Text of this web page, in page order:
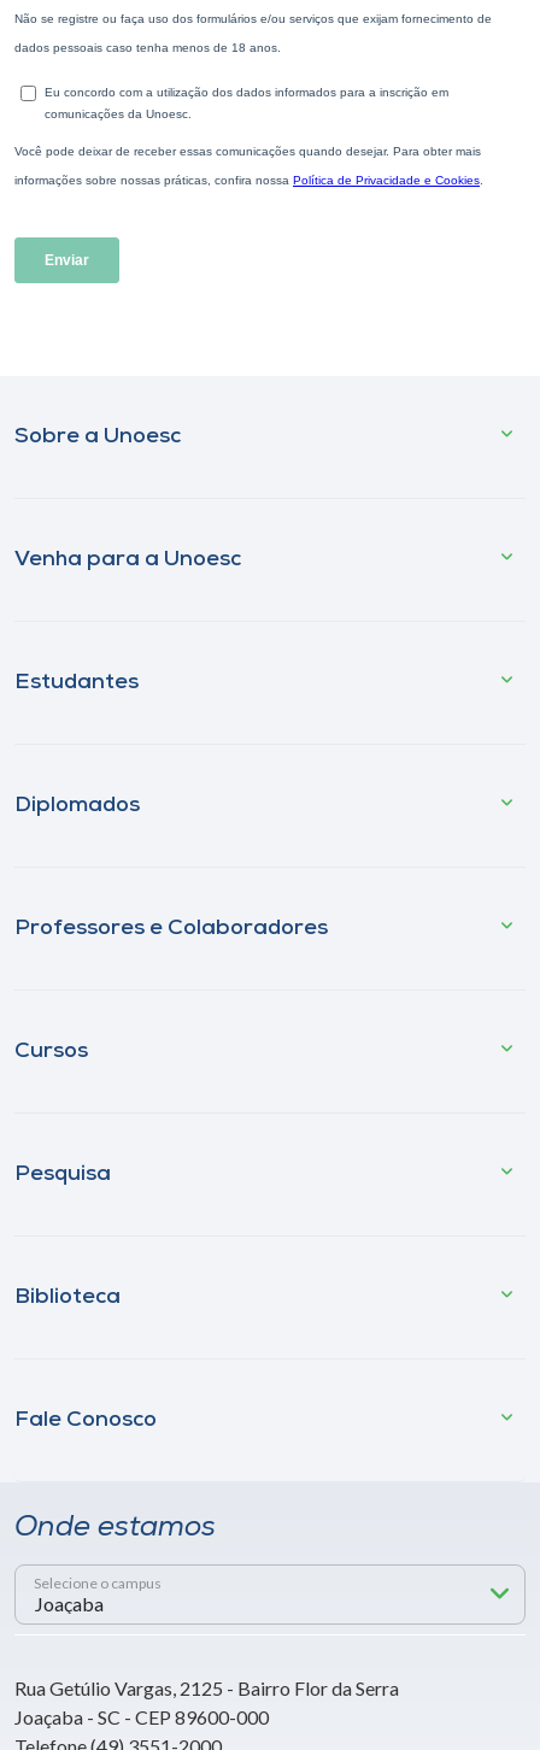
Sobre a Unoesc
Venha para a Unoesc
Estudantes
Diplomados
Professores e Colaboradores
Cursos
Pesquisa
Biblioteca
Fale Conosco
Onde estamos
Selecione o campus
Rua Getúlio Vargas, 2125 - Bairro Flor da Serra
Joaçaba - SC - CEP 89600-000